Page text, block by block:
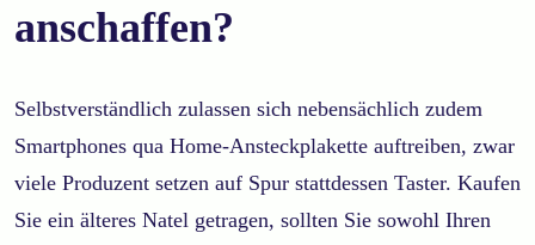
anschaffen?
Selbstverständlich zulassen sich nebensächlich zudem
Smartphones qua Home-Ansteckplakette auftreiben, zwar
viele Produzent setzen auf Spur stattdessen Taster. Kaufen
Sie ein älteres Natel getragen, sollten Sie sowohl Ihren